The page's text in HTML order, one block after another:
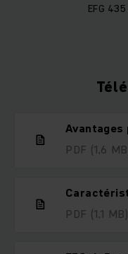
EFG 435
Avantages
PDF (1,6
PDF (1,1 MB)